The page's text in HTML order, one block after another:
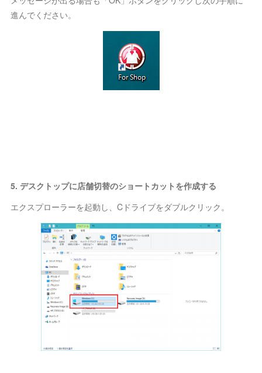
進んでください。
5. デスクトップに店舗切替のショートカットを作成する
エクスプローラーを起動し、Cドライブをダブルクリック。